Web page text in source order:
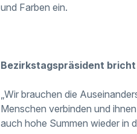
und Farben ein.
Bezirkstagspräsident
„Wir brauchen die
Menschen verbinden und
auch hohe Summen wieder in